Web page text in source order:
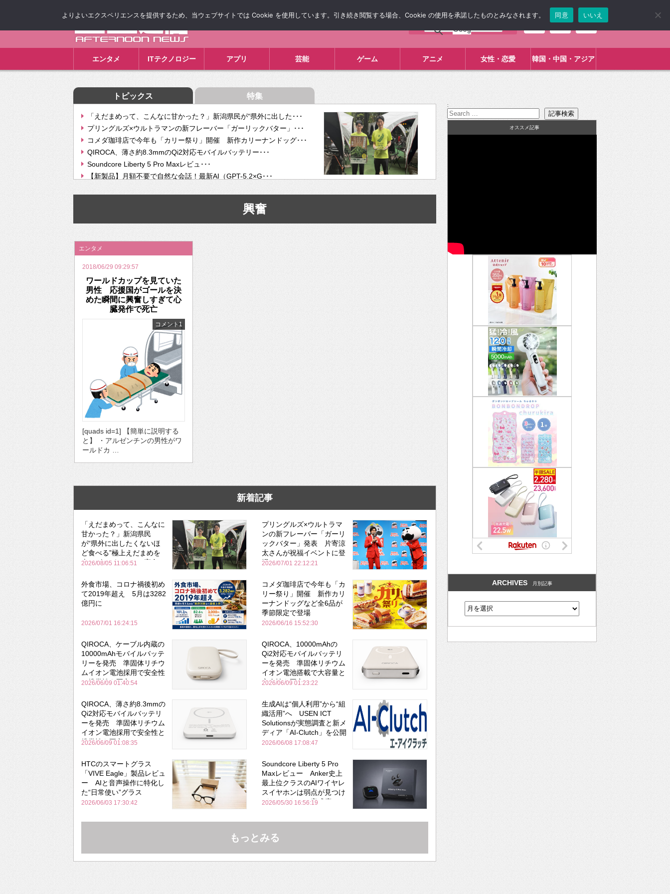
エンタメ ITテクノロジー アプリ 芸能 ゲーム アニメ 女性・恋愛 韓国・中国・アジア
トピックス 特集
「えだまめって、こんなに甘かった？」新潟県民が“県外に出した･･･
プリングルズ×ウルトラマンの新フレーバー「ガーリックバター」･･･
コメダ珈琲店で今年も「カリー祭り」開催 新作カリーナンドッグ･･･
QIROCA、薄さ約8.3mmのQi2対応モバイルバッテリー･･･
Soundcore Liberty 5 Pro Maxレビュ･･･
【新製品】月額不要で自然な会話！最新AI（GPT-5.2×G･･･
【次世代の没入感と生産性】VITURE Luma Ultra･･･
挫折率8割の壁をAIで突破。ジャストシステム、”自分が今話し･･･
2026年のバレンタインは「自分で作って、想いを渡す」 TE･･･
興奮
エンタメ
2018/06/29 09:29:57
ワールドカップを見ていた
男性 応援国がゴールを決
めた瞬間に興奮しすぎて心
臓発作で死亡
コメント1
[quads id=1] 【簡単に説明する
と】 ・アルゼンチンの男性がワ
ールドカ …
新着記事
「えだまめって、こんなに
甘かった？」新潟県民
が“県外に出したくないほ
ど食べる”極上えだまめを
森のビアガーデンで実食
2026/08/05 11:06:51
プリングルズ×ウルトラマ
ンの新フレーバー「ガーリ
ックバター」発表 片寄涼
太さんが祝福イベントに登
場
2026/07/01 22:12:21
外食市場、コロナ禍後初め
て2019年超え 5月は3282
億円に
2026/07/01 16:24:15
コメダ珈琲店で今年も「カ
リー祭り」開催 新作カリ
ーナンドッグなど全6品が
季節限定で登場
2026/06/16 15:52:30
QIROCA、ケーブル内蔵の
10000mAhモバイルバッテ
リーを発売 準固体リチウ
ムイオン電池採用で安全性
と携帯性を両立
2026/06/09 01:40:54
QIROCA、10000mAhの
Qi2対応モバイルバッテリ
ーを発売 準固体リチウム
イオン電池搭載で大容量と
安全性を両立
2026/06/09 01:23:22
QIROCA、薄さ約8.3mmの
Qi2対応モバイルバッテリ
ーを発売 準固体リチウム
イオン電池採用で安全性と
携帯性を両立
2026/06/09 01:08:35
生成AIは“個人利用”から“組
織活用”へ USEN ICT
Solutionsが実態調査と新メ
ディア「AI-Clutch」を公開
2026/06/08 17:08:47
HTCのスマートグラス
「VIVE Eagle」製品レビュ
ー AIと音声操作に特化し
た“日常使い”グラス
2026/06/03 17:30:42
Soundcore Liberty 5 Pro
Maxレビュー Anker史上
最上位クラスのAIワイヤレ
スイヤホンは弱点が見つけ
づらいくらいの完成度にび
Bose並み
2026/05/30 16:56:19
もっとみる
:
オススメ記事
ARCHIVES 月別記事
よりよいエクスペリエンスを提供するため、当ウェブサイトでは Cookie を使用しています。引き続き閲覧する場合、Cookie の使用を承諾したものとみなされます。 同意 いいえ